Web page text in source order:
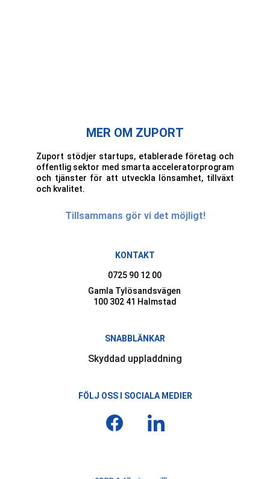
MER OM ZUPORT
Zuport stödjer startups, etablerade företag och
offentlig sektor med smarta acceleratorprogram
och tjänster för att utveckla lönsamhet, tillväxt
och kvalitet.
KONTAKT
FÖLJ OSS I SOCIALA MEDIER
Gamla Tylösandsvägen
100 302 41 Halmstad
0725 90 12 00
Tillsammans gör vi det möjligt!
SNABBLÄNKAR
Skyddad uppladdning